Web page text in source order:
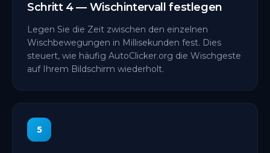
Schritt 4 — Wischintervall festlegen
Legen Sie die Zeit zwischen den einzelnen
Wischbewegungen in Millisekunden fest. Dies
steuert, wie häufig AutoClicker.org die Wischgeste
auf Ihrem Bildschirm wiederholt.
5